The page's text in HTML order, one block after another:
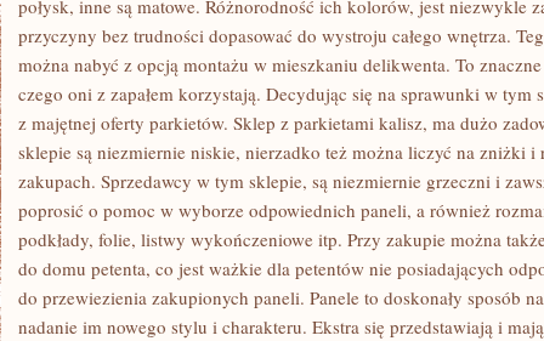
BIURZE
połysk, inne są matowe. Różnorodność ich kolorów, jest niezwykle
przyczyny bez trudności dopasować do wystroju całego wnętrza.
można nabyć z opcją montażu w mieszkaniu delikwenta. To
czego oni z zapałem korzystają. Decydując się na sprawunki w tym
z majętnej oferty parkietów. Sklep z parkietami kalisz, ma dużo
sklepie są niezmiernie niskie, nierzadko też można liczyć na zniżki i
zakupach. Sprzedawcy w tym sklepie, są niezmiernie grzeczni i
poprosić o pomoc w wyborze odpowiednich paneli, a również
podkłady, folie, listwy wykończeniowe itp. Przy zakupie można
do domu petenta, co jest ważkie dla petentów nie posiadających
do przewiezienia zakupionych paneli. Panele to doskonały sposób
nadanie im nowego stylu i charakteru. Ekstra się przedstawiają i